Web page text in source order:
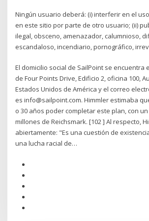
Ningún usuario deberá: (i) interferir en el
en este sitio por parte de otro usuario; (ii)
ilegal, obsceno, amenazador, calumnioso,
escandaloso, incendiario, pornográfico,
El domicilio social de SailPoint se encuentra
de Four Points Drive, Edificio 2, oficina 100,
Estados Unidos de América y el correo
es info@sailpoint.com. Himmler estimaba
o 30 años poder completar este plan, con un
millones de Reichsmark. [102 ] Al respecto,
abiertamente: "Es una cuestión de
una lucha racial de…